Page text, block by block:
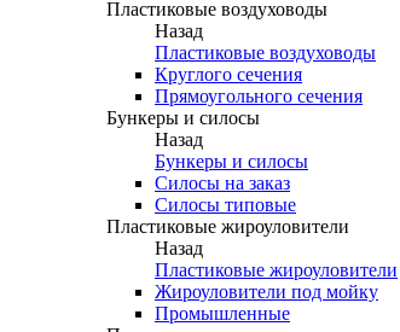
Пластиковые воздуховоды
Назад
Пластиковые воздуховоды
Круглого сечения
Прямоугольного сечения
Бункеры и силосы
Назад
Бункеры и силосы
Силосы на заказ
Силосы типовые
Пластиковые жироуловители
Назад
Пластиковые жироуловители
Жироуловители под мойку
Промышленные